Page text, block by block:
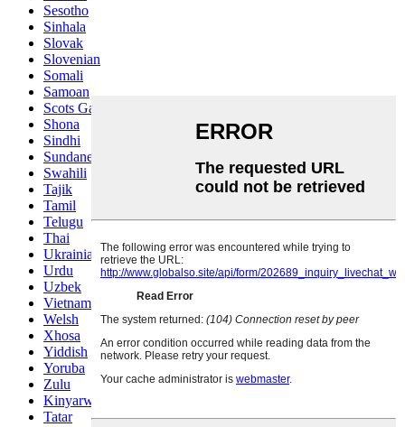
Sesotho
Sinhala
Slovak
Slovenian
Somali
Samoan
Scots Gaelic
Shona
Sindhi
Sundanese
Swahili
Tajik
Tamil
Telugu
Thai
Ukrainian
Urdu
Uzbek
Vietnamese
Welsh
Xhosa
Yiddish
Yoruba
Zulu
Kinyarwanda
Tatar